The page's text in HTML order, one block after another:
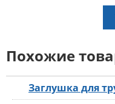
Похожие
Заглушка для